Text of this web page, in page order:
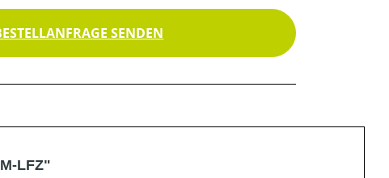
SENDEN
LFZ"